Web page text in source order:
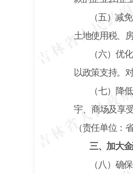
（五）减
土地使用税、
（六）优
以政策支持。
（七）降
宇、商场及享
（责任单位：
三、加大
（八）确